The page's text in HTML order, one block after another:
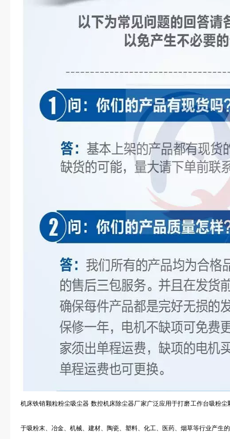
机床铁销颗粒粉尘吸尘器 数控机床除尘器厂家广泛应用于打磨工作台吸粉
于吸粉末、冶金、机械、建材、陶瓷、塑料、化工、医药、烟草等行业产生